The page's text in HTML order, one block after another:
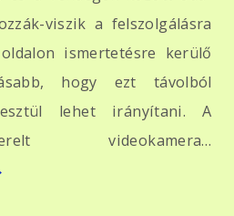
viszik a felszolgálásra
ismertetésre kerülő
hogy ezt távolból
lehet irányítani. A
videokamera…